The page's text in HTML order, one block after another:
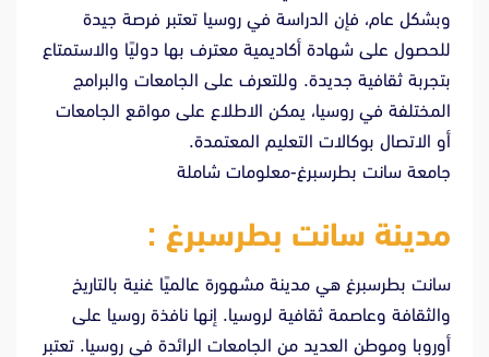
وبشكل عام، فإن الدراسة في روسيا تعتبر فرصة جيدة
للحصول على شهادة أكاديمية معترف بها دوليًا والاستمتاع
بتجربة ثقافية جديدة. وللتعرف على الجامعات والبرامج
المختلفة في روسيا، يمكن الاطلاع على مواقع الجامعات
أو الاتصال بوكالات التعليم المعتمدة.
جامعة سانت بطرسبرغ-معلومات شاملة
مدينة سانت بطرسبرغ :
سانت بطرسبرغ هي مدينة مشهورة عالميًا غنية بالتاريخ
والثقافة وعاصمة ثقافية لروسيا. إنها نافذة روسيا على
أوروبا وموطن العديد من الجامعات الرائدة في روسيا. تعتبر